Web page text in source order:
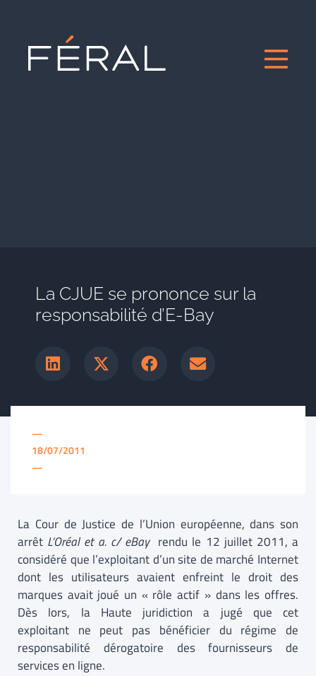
La CJUE se prononce sur la
responsabilité d’E-Bay
—
18/07/2011
—
La Cour de Justice de l’Union européenne, dans son
arrêt L’Oréal et a. c/ eBay rendu le 12 juillet 2011, a
considéré que l’exploitant d’un site de marché Internet
dont les utilisateurs avaient enfreint le droit des
marques avait joué un « rôle actif » dans les offres.
Dès lors, la Haute juridiction a jugé que cet
exploitant ne peut pas bénéficier du régime de
responsabilité dérogatoire des fournisseurs de
services en ligne.